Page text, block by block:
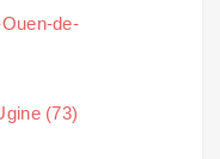
de-
(73)